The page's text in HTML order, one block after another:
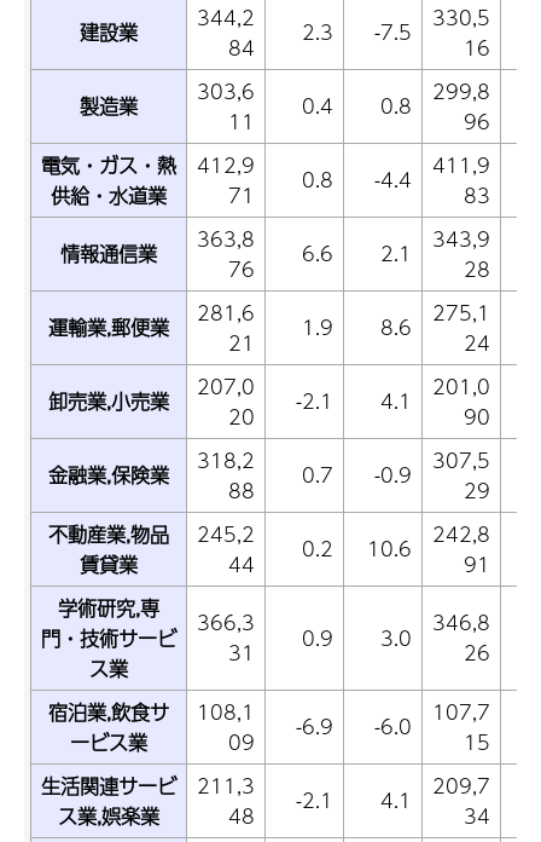
建設業
344,2
84
2.3 -7.5
330,5
16
製造業
303,6
11
0.4 0.8
299,8
96
電気・ガス・熱
供給・水道業
412,9
71
0.8 -4.4
411,9
83
情報通信業
363,8
76
6.6 2.1
343,9
28
運輸業,郵便業
281,6
21
1.9 8.6
275,1
24
卸売業,小売業
207,0
20
-2.1 4.1
201,0
90
金融業,保険業
318,2
88
0.7 -0.9
307,5
29
不動産業,物品
賃貸業
245,2
44
0.2 10.6
242,8
91
学術研究,専
門・技術サービ
ス業
366,3
31
0.9 3.0
346,8
26
宿泊業,飲食サ
ービス業
108,1
09
-6.9 -6.0
107,7
15
生活関連サービ
ス業,娯楽業
211,3
48
-2.1 4.1
209,7
34